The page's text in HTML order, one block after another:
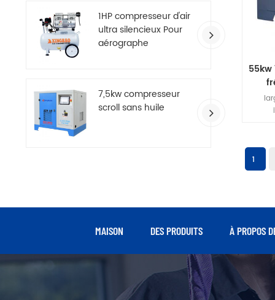
1HP compresseur d'air
ultra silencieux Pour
aérographe
7,5kw compresseur
scroll sans huile
1
MAISON DES PRODUITS À PROPOS